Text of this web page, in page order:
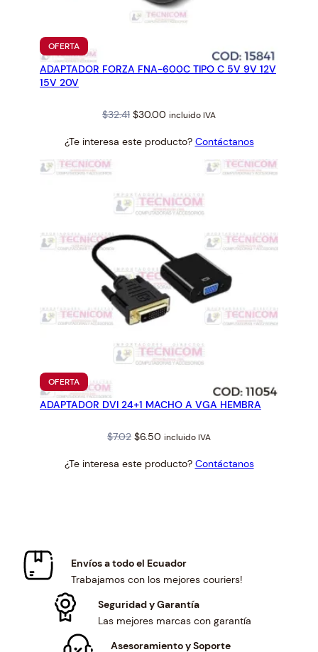
OFERTAPRODUCTO
EN
OFERTA
ADAPTADOR FORZA FNA-600C TIPO C 5V 9V 12V
15V 20V
$32.41 Original
was:
$30.00 Current
is:
incluido IVA
¿Te interesa este producto? Contáctanos
OFERTAPRODUCTO
EN
OFERTA
ADAPTADOR DVI 24+1 MACHO A VGA HEMBRA
$7.02 Original
was:
$6.50 Current
is:
incluido IVA
¿Te interesa este producto? Contáctanos
Envíos a todo el Ecuador
Trabajamos con los mejores couriers!
Seguridad y Garantía
Las mejores marcas con garantía
Asesoramiento y Soporte